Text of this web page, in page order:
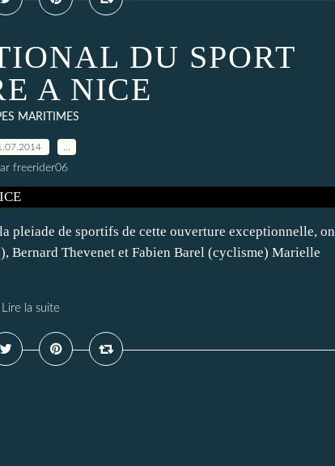
DU SPORT
A NICE
MARITIMES
freerider06
pleiade de sportifs de cette ouverture exceptionnelle, on
Bernard Thevenet et Fabien Barel (cyclisme) Marielle
Lire la suite